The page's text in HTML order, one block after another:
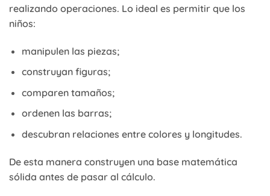
realizando operaciones. Lo ideal es permitir que los
niños:
manipulen las piezas;
construyan figuras;
comparen tamaños;
ordenen las barras;
descubran relaciones entre colores y longitudes.
De esta manera construyen una base matemática
sólida antes de pasar al cálculo.